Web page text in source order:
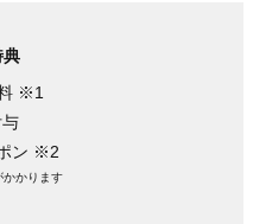
典
※1
ン ※2
かります